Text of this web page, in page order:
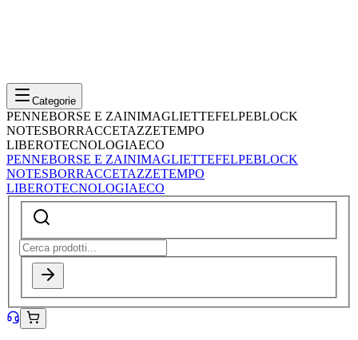
Categorie
PENNEBORSE E ZAINIMAGLIETTEFELPEBLOCK
NOTESBORRACCETAZZETEMPO
LIBEROTECNOLOGIAECO
PENNEBORSE E ZAINIMAGLIETTEFELPEBLOCK
NOTESBORRACCETAZZETEMPO
LIBEROTECNOLOGIAECO